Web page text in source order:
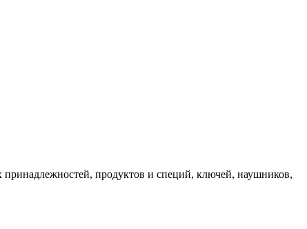
продуктов и специй, ключей, наушников,